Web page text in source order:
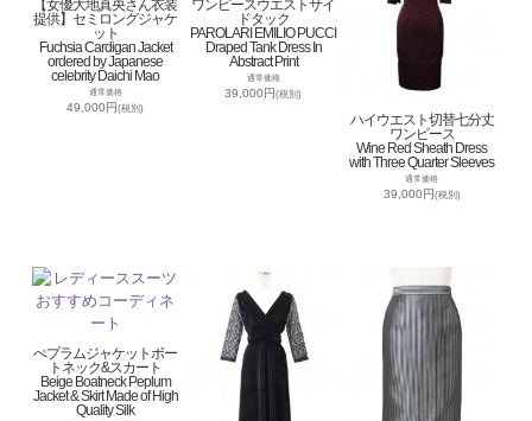
【女優大地真央さん衣装
提供】セミロングジャケ
ット
Fuchsia Cardigan Jacket
ordered by Japanese
celebrity Daichi Mao
通常価格
49,000円(税別)
ワンピースウエストサイ
ドタック
PAROLARI EMILIO PUCCI
Draped Tank Dress In
Abstract Print
通常価格
39,000円(税別)
ハイウエスト切替七分丈
ワンピース
Wine Red Sheath Dress
with Three Quarter Sleeves
通常価格
39,000円(税別)
ぺプラムジャケットボー
トネック&スカート
Beige Boatneck Peplum
Jacket & Skirt Made of High
Quality Silk